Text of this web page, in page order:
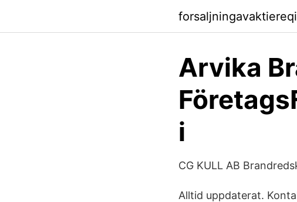
Arvika
i
CG KULL AB
Alltid uppdaterat.